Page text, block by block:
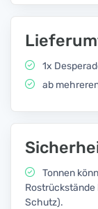
1x
ab
Tonnen
Schutz).